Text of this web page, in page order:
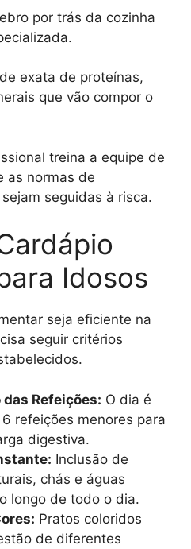
por trás da cozinha
exata de proteínas,
que vão compor o
treina a equipe de
as normas de
sejam seguidas à risca.
Idosos
seja eficiente na
seguir critérios
Refeições: O dia é
refeições menores para
digestiva.
Inclusão de
chás e águas
longo de todo o dia.
Pratos coloridos
de diferentes